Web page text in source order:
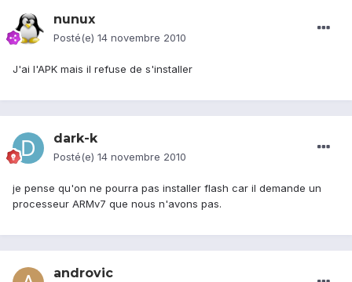
nunux
Posté(e) 14 novembre 2010
J'ai l'APK mais il refuse de s'installer
dark-k
Posté(e) 14 novembre 2010
je pense qu'on ne pourra pas installer flash car il demande un
processeur ARMv7 que nous n'avons pas.
androvic